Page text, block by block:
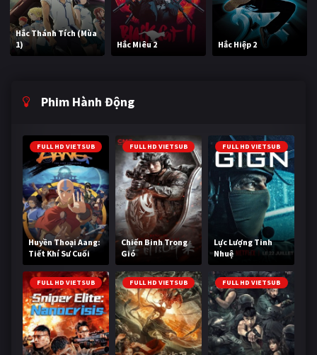
Hắc Thánh Tích (Mùa
1)
Hắc Miêu 2 Hắc Hiệp 2
Phim Hành Động
FULL HD VIETSUB
Huyền Thoại Aang:
Tiết Khí Sư Cuối
Cùng
FULL HD VIETSUB
Chiến Binh Trong
Gió
FULL HD VIETSUB
Lực Lượng Tinh
Nhuệ
FULL HD VIETSUB FULL HD VIETSUB FULL HD VIETSUB